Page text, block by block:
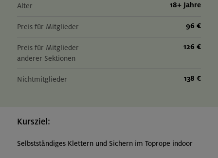
Alter 18+ Jahre
Preis für Mitglieder 96 €
Preis für Mitglieder
anderer Sektionen
126 €
Nichtmitglieder 138 €
Kursziel:
Selbstständiges Klettern und Sichern im Toprope indoor